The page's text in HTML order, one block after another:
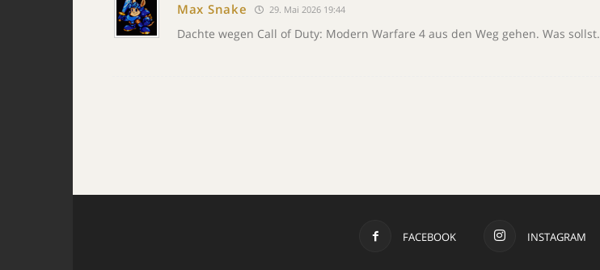
Max Snake 29. Mai 2026 19:44
Dachte wegen Call of Duty: Modern Warfare 4 aus den Weg gehen. Was sollst.
FACEBOOK INSTAGRAM